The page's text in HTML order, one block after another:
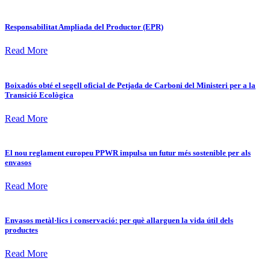
Responsabilitat Ampliada del Productor (EPR)
Read More
Boixadós obté el segell oficial de Petjada de Carboni del Ministeri per a la
Transició Ecològica
Read More
El nou reglament europeu PPWR impulsa un futur més sostenible per als
envasos
Read More
Envasos metàl·lics i conservació: per què allarguen la vida útil dels
productes
Read More